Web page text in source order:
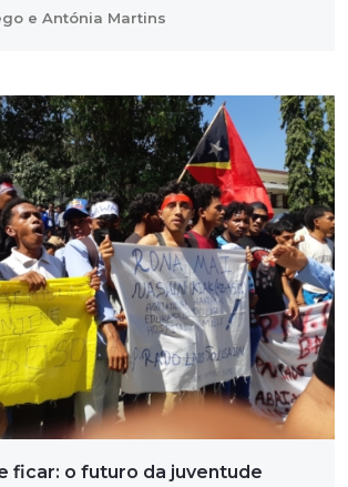
e Antónia Martins
ficar: o futuro da juventude